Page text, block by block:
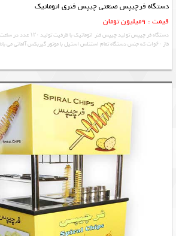
دستگاه فرچیپس صنعتی چیپس فنری اتوماتیک
قیمت : 9میلیون تومان
فاز ۶۰وات که جنس دستگاه تمام استنلس استیل با موتور گیربکس آلمانی می باشد ، برای برش دقیق و سریع